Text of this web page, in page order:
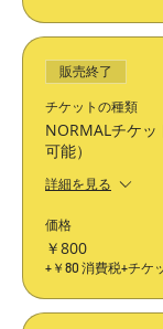
販売終了
チケットの種類
NORMALチケ
可能）
詳細を見る
価格
￥800
+￥80 消費税+チケ